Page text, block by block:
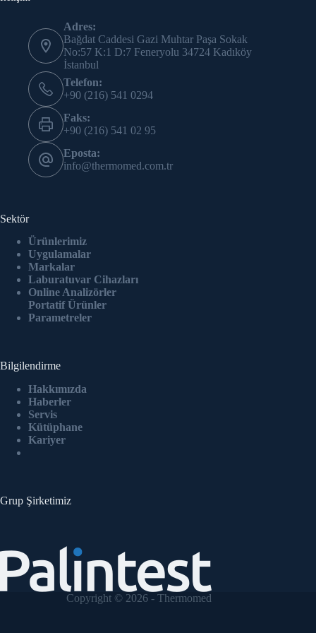
Adres:
Bağdat Caddesi Gazi Muhtar Paşa Sokak
No:57 K:1 D:7 Feneryolu 34724 Kadıköy
İstanbul
Telefon:
+90 (216) 541 0294
Faks:
+90 (216) 541 02 95
Eposta:
info@thermomed.com.tr
Sektör
Ürünlerimiz
Uygulamalar
Markalar
Laburatuvar Cihazları
Online Analizörler
Portatif Ürünler
Parametreler
Bilgilendirme
Hakkımızda
Haberler
Servis
Kütüphane
Kariyer
Grup Şirketimiz
Copyright © 2026 - Thermomed